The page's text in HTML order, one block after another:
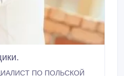
ПО ПОЛЬСКОЙ